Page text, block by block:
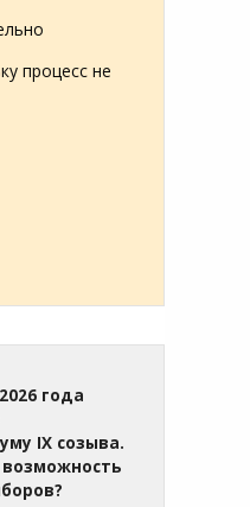
процесс не
года
IX созыва.